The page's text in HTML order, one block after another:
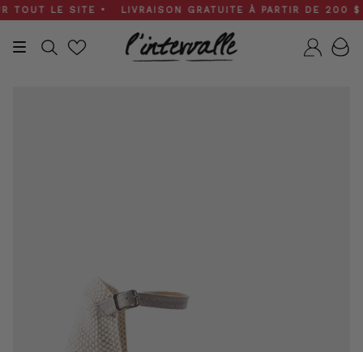
Skip
to
content
LE SITE • LIVRAISON GRATUITE À PARTIR DE 200 $
Recherche